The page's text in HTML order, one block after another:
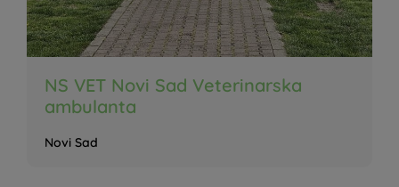
NS VET Novi Sad Veterinarska
ambulanta
Novi Sad